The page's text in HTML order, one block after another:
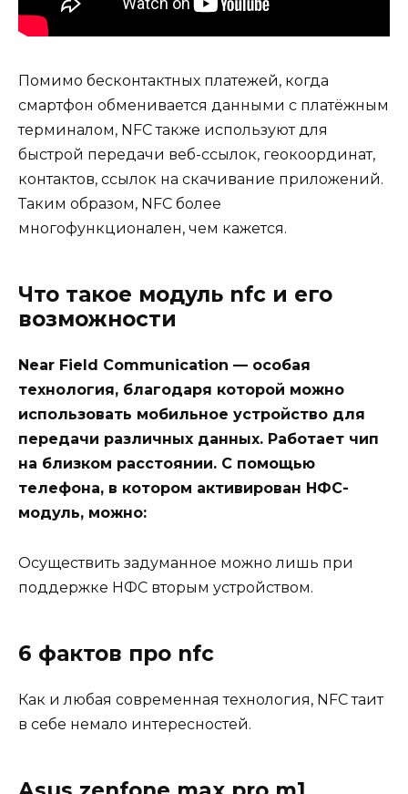
Помимо бесконтактных платежей, когда
смартфон обменивается данными с платёжным
терминалом, NFC также используют для
быстрой передачи веб-ссылок, геокоординат,
контактов, ссылок на скачивание приложений.
Таким образом, NFC более
многофункционален, чем кажется.
Что такое модуль nfc и его
возможности
Near Field Communication — особая
технология, благодаря которой можно
использовать мобильное устройство для
передачи различных данных. Работает чип
на близком расстоянии. С помощью
телефона, в котором активирован НФС-
модуль, можно:
Осуществить задуманное можно лишь при
поддержке НФС вторым устройством.
6 фактов про nfc
Как и любая современная технология, NFC таит
в себе немало интересностей.